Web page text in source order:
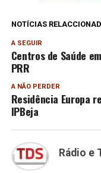
NOTÍCIAS
A SEGUIR
Centros de Saúde
PRR
A NÃO PERDER
Residência Europa
IPBeja
Rádio e